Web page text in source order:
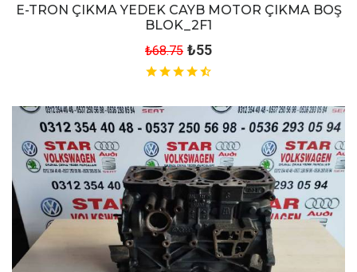
E-TRON ÇIKMA YEDEK CAYB MOTOR ÇIKMA BOŞ
BLOK_2F1
₺68.75 ₺55